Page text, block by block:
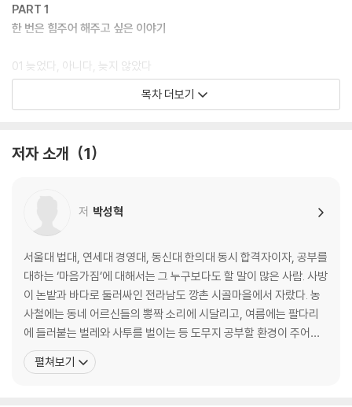
읽힐 걸.’ 지금이라도 이 책을 알게 되어 참 다행이다.” _나나랜드 님
간, 왜 이 책이 엄청나게 유명한지 그 이유를 깨달았다.” _싱클레어 님
“민사고 학부형 추천으로 아이에게 이 책을 읽히고 있다. ‘공부 잘하는 아
98.4%의 중·고등학교 학생들이 “공부하고 싶어졌다”라고 응답한 것처럼
이 책의 효과는 실로 놀랍다. “별점 1개를 주고 싶다. 내 아이 말고 아무도
읽지 못하도록”이라고 말한 어느 학부모의 말처럼 이미 발 빠른 부모들은
비밀스럽게 이 책을 아이 책상 위에 슬며시 놓아두고 있다. 당신의 아이는
지금 즐겁게 공부하고 있는가, 아니면 억지로 공부하고 있는가? 한 가지
확실한 사실은 ‘오늘 바로 읽힐수록 아이의 인생이 한 걸음 더 빨리 달라진
다는 것’이다.
PART 1
한 번은 힘주어 해주고 싶은 이야기
01 늦었다, 아니다, 늦지 않았다
_열다섯 살, 나는 딱 유치원생 수준이었다
_내 인생이 엎질러진 물인 줄 알았다
_오직 ‘해볼래!’ 하는 마음 하나로
PART 2
마음을 다지는 순간, 공부는 재미있어진다
02 내 인생은 오직 한 번뿐이기 때문에
_공부하지 않기에는 내 인생에게 미안하니까
_공부는 내 마음을 한 뼘씩 성장시킨다
_꿈, 목표, 그리고 욕망은 각각 다르다
Beyond Story ‘뿌리의 시절’을 기꺼이 받아들이는 사람
목차 더보기
저자 소개 1
저 박성혁
서울대 법대, 연세대 경영대, 동신대 한의대 동시 합격자이자, 공부를
대하는 ‘마음가짐’에 대해서는 그 누구보다도 할 말이 많은 사람. 사방
이 논밭과 바다로 둘러싸인 전라남도 깡촌 시골마을에서 자랐다. 농
사철에는 동네 어르신들의 뽕짝 소리에 시달리고, 여름에는 팔다리
에 들러붙는 벌레와 사투를 벌이는 등 도무지 공부할 환경이 주어지
지 않았다. 설상가상으로 중학교 시절을 온갖 ‘잉여짓’으로 날려버린
탓에 초등학생용 문제집을 사서 푸는 굴욕을 맛보았고, 그 덕에 눈물
펼쳐보기